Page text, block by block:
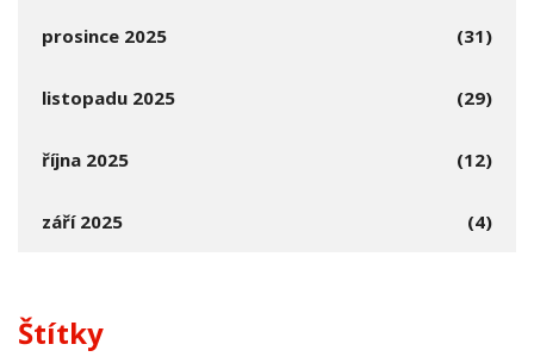
prosince 2025 (31)
listopadu 2025 (29)
října 2025 (12)
září 2025 (4)
Štítky